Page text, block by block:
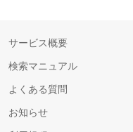
サービス概要
検索マニュアル
よくある質問
お知らせ